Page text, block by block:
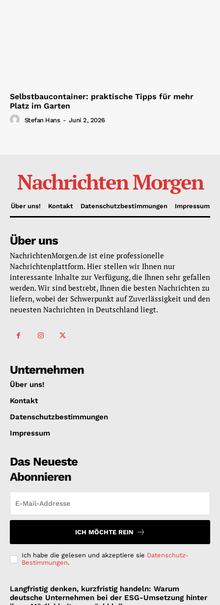
Selbstbaucontainer: praktische Tipps für mehr
Platz im Garten
Stefan Hans - Juni 2, 2026
Nachrichten Morgen
Über uns! Kontakt Datenschutzbestimmungen Impressum
Über uns
NachrichtenMorgen.de ist eine professionelle
Nachrichtenplattform. Hier stellen wir Ihnen nur
interessante Inhalte zur Verfügung, die Ihnen sehr gefallen
werden. Wir sind bestrebt, Ihnen die besten Nachrichten zu
liefern, wobei der Schwerpunkt auf Zuverlässigkeit und den
neuesten Nachrichten in Deutschland liegt.
Unternehmen
Über uns!
Kontakt
Datenschutzbestimmungen
Impressum
Das Neueste
Abonnieren
ICH MÖCHTE REIN
Ich habe die gelesen und akzeptiere sie Datenschutz-
Bestimmungen.
Langfristig denken, kurzfristig handeln: Warum
deutsche Unternehmen bei der ESG-Umsetzung hinter